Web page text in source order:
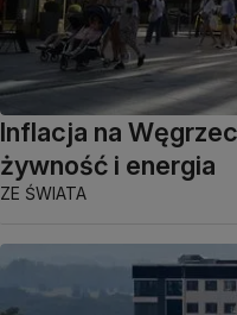
Inflacja na
żywność i energia
ZE ŚWIATA